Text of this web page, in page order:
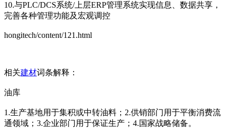
10.与PLC/DCS系统/上层ERP管理系统实现信息、数据共享，
完善各种管理功能及宏观调控
hongitech/content/121.html
相关建材词条解释：
油库
1.生产基地用于集积或中转油料；2.供销部门用于平衡消费流
通领域；3.企业部门用于保证生产；4.国家战略储备。